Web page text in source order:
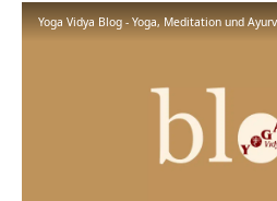
Yoga Vidya Blog - Yoga, Meditation und